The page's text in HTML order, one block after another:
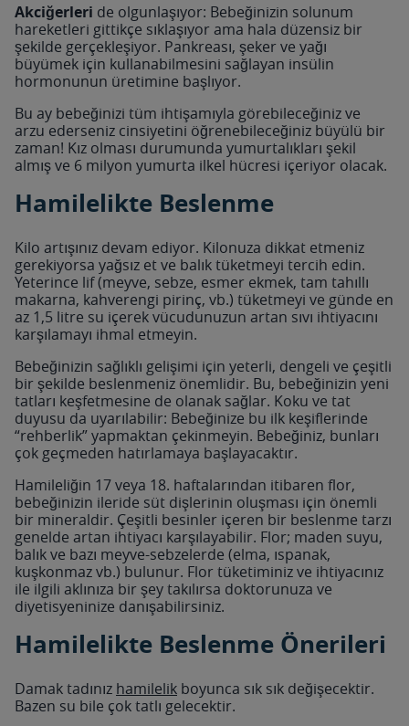
Akciğerleri de olgunlaşıyor: Bebeğinizin solunum
hareketleri gittikçe sıklaşıyor ama hala düzensiz bir
şekilde gerçekleşiyor. Pankreası, şeker ve yağı
büyümek için kullanabilmesini sağlayan insülin
hormonunun üretimine başlıyor.
Bu ay bebeğinizi tüm ihtişamıyla görebileceğiniz ve
arzu ederseniz cinsiyetini öğrenebileceğiniz büyülü bir
zaman! Kız olması durumunda yumurtalıkları şekil
almış ve 6 milyon yumurta ilkel hücresi içeriyor olacak.
Hamilelikte Beslenme
Kilo artışınız devam ediyor. Kilonuza dikkat etmeniz
gerekiyorsa yağsız et ve balık tüketmeyi tercih edin.
Yeterince lif (meyve, sebze, esmer ekmek, tam tahıllı
makarna, kahverengi pirinç, vb.) tüketmeyi ve günde en
az 1,5 litre su içerek vücudunuzun artan sıvı ihtiyacını
karşılamayı ihmal etmeyin.
Bebeğinizin sağlıklı gelişimi için yeterli, dengeli ve çeşitli
bir şekilde beslenmeniz önemlidir. Bu, bebeğinizin yeni
tatları keşfetmesine de olanak sağlar. Koku ve tat
duyusu da uyarılabilir: Bebeğinize bu ilk keşiflerinde
“rehberlik” yapmaktan çekinmeyin. Bebeğiniz, bunları
çok geçmeden hatırlamaya başlayacaktır.
Hamileliğin 17 veya 18. haftalarından itibaren flor,
bebeğinizin ileride süt dişlerinin oluşması için önemli
bir mineraldir. Çeşitli besinler içeren bir beslenme tarzı
genelde artan ihtiyacı karşılayabilir. Flor; maden suyu,
balık ve bazı meyve-sebzelerde (elma, ıspanak,
kuşkonmaz vb.) bulunur. Flor tüketiminiz ve ihtiyacınız
ile ilgili aklınıza bir şey takılırsa doktorunuza ve
diyetisyeninize danışabilirsiniz.
Hamilelikte Beslenme Önerileri
Damak tadınız hamilelik boyunca sık sık değişecektir.
Bazen su bile çok tatlı gelecektir.